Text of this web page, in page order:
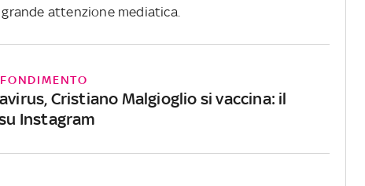
attenzione mediatica.
Cristiano Malgioglio si vaccina: il
Instagram